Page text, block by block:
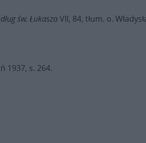
św. ŁukaszaVII, 84, tłum. o.
1937, s. 264.